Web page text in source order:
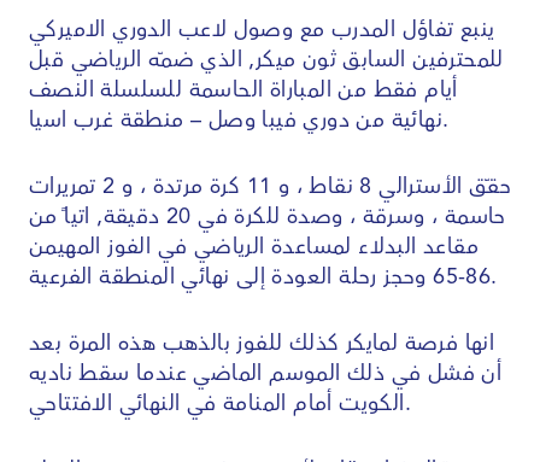
ينبع تفاؤل المدرب مع وصول لاعب الدوري الاميركي
للمحترفين السابق ثون ميكر, الذي ضمّه الرياضي قبل
أيام فقط من المباراة الحاسمة للسلسلة النصف
نهائية من دوري فيبا وصل – منطقة غرب اسيا.
حقّق الأسترالي 8 نقاط ، و 11 كرة مرتدة ، و 2 تمريرات
حاسمة ، وسرقة ، وصدة للكرة في 20 دقيقة, اتياً من
مقاعد البدلاء لمساعدة الرياضي في الفوز المهيمن
86-65 وحجز رحلة العودة إلى نهائي المنطقة الفرعية.
انها فرصة لمايكر كذلك للفوز بالذهب هذه المرة بعد
أن فشل في ذلك الموسم الماضي عندما سقط ناديه
الكويت أمام المنامة في النهائي الافتتاحي.